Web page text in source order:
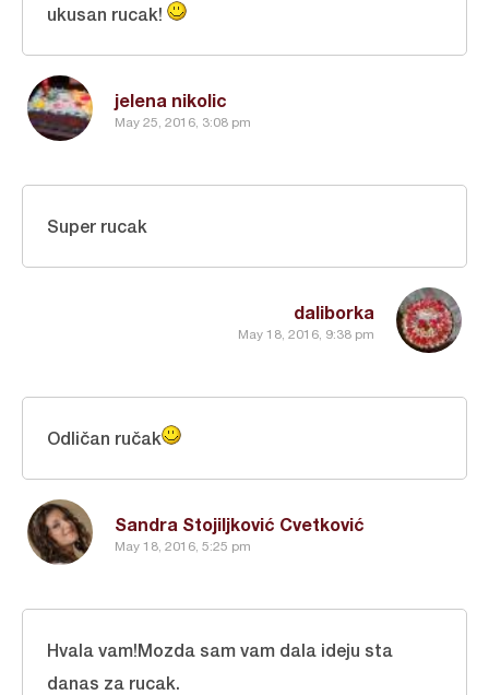
jelena nikolic
May 25, 2016, 3:08 pm
ukusan rucak!
daliborka
May 18, 2016, 9:38 pm
Super rucak
Sandra Stojiljković Cvetković
May 18, 2016, 5:25 pm
Odličan ručak
Hvala vam!Mozda sam vam dala ideju sta
danas za rucak.